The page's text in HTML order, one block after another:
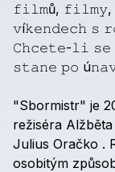
𝚏𝚒𝚕𝚖ů, 𝚏𝚒𝚕𝚖𝚢,
𝚟í𝚔𝚎𝚗𝚍𝚎𝚌𝚑 𝚜
𝙲𝚑𝚌𝚎𝚝𝚎-𝚕𝚒 𝚜𝚎
𝚜𝚝𝚊𝚗𝚎 𝚙𝚘
"Sbormistr" je
režiséra Alžběta
Julius Oračko .
osobitým